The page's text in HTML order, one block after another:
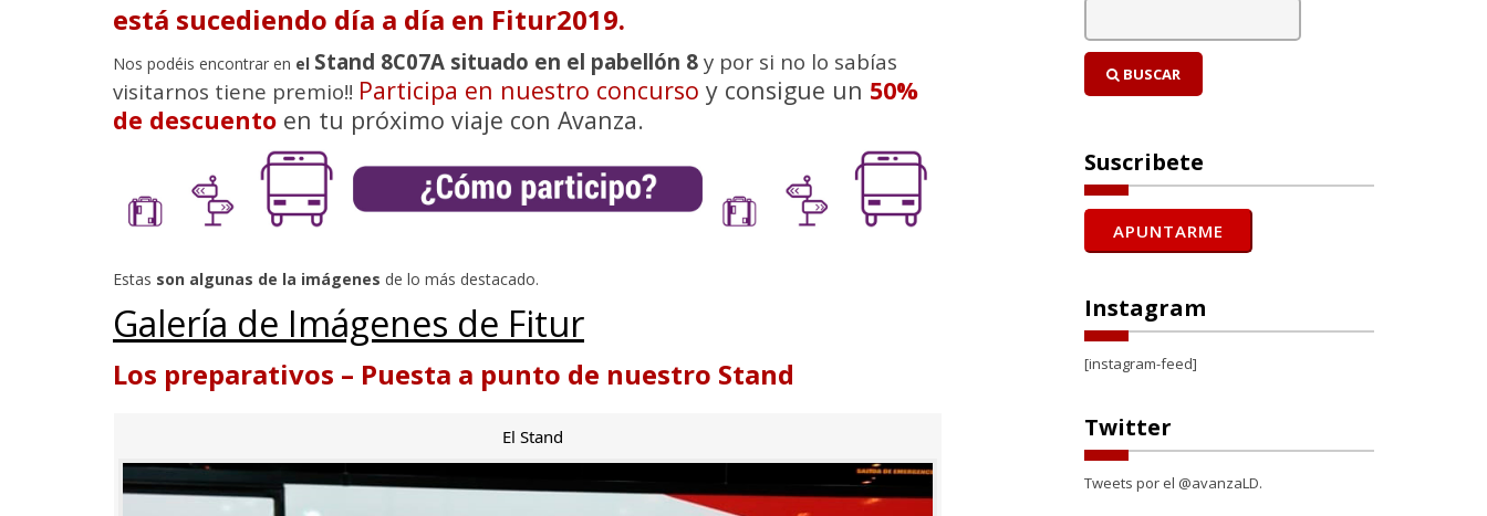
está sucediendo día a día en Fitur2019.
Nos podéis encontrar en el Stand 8C07A situado en el pabellón 8 y por si no lo sabías
visitarnos tiene premio!! Participa en nuestro concurso y consigue un 50%
de descuento en tu próximo viaje con Avanza.
Estas son algunas de la imágenes de lo más destacado.
Galería de Imágenes de Fitur
Los preparativos – Puesta a punto de nuestro Stand
El Stand
BUSCAR
Suscribete
Instagram
[instagram-feed]
Twitter
Tweets por el @avanzaLD.